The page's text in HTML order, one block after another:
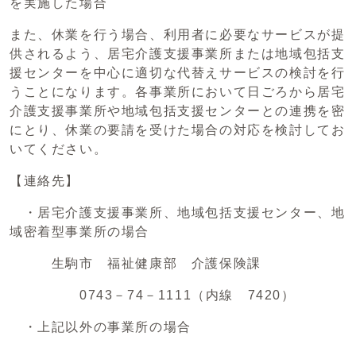
を実施した場合
また、休業を行う場合、利用者に必要なサービスが提
供されるよう、居宅介護支援事業所または地域包括支
援センターを中心に適切な代替えサービスの検討を行
うことになります。各事業所において日ごろから居宅
介護支援事業所や地域包括支援センターとの連携を密
にとり、休業の要請を受けた場合の対応を検討してお
いてください。
【連絡先】
・居宅介護支援事業所、地域包括支援センター、地
域密着型事業所の場合
生駒市 福祉健康部 介護保険課
0743－74－1111（内線 7420）
・上記以外の事業所の場合